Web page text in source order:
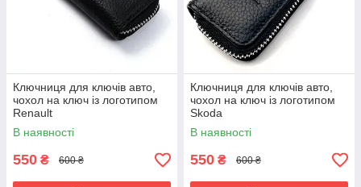
Ключниця для ключів авто,
чохол на ключ із логотипом
Renault
В наявності
550 ₴ 600 ₴
Ключниця для ключів авто,
чохол на ключ із логотипом
Skoda
В наявності
550 ₴ 600 ₴